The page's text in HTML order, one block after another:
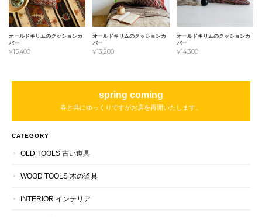
オールドキリムのクッションカ
バー
¥15,400
オールドキリムのクッションカ
バー
¥13,200
オールドキリムのクッションカ
バー
¥14,300
spring coming
春と共にゆっくりですがお店を再開いたします。
CATEGORY
OLD TOOLS 古い道具
WOOD TOOLS 木の道具
INTERIOR インテリア